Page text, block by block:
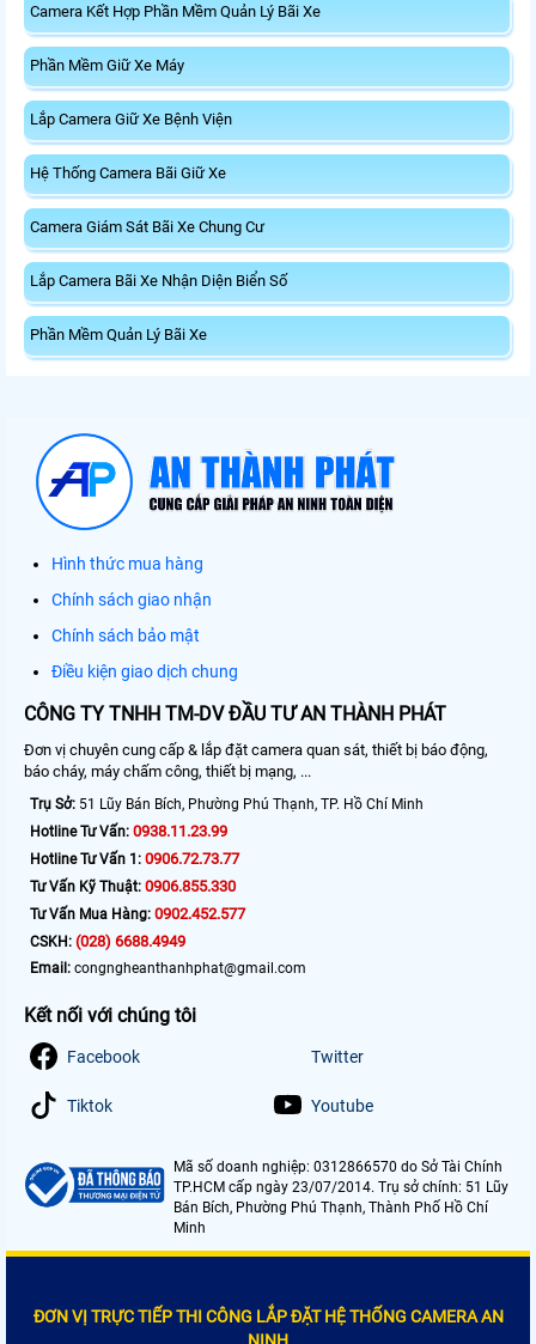
Camera Kết Hợp Phần Mềm Quản Lý Bãi Xe
Phần Mềm Giữ Xe Máy
Lắp Camera Giữ Xe Bệnh Viện
Hệ Thống Camera Bãi Giữ Xe
Camera Giám Sát Bãi Xe Chung Cư
Lắp Camera Bãi Xe Nhận Diện Biển Số
Phần Mềm Quản Lý Bãi Xe
Hình thức mua hàng
Chính sách giao nhận
Chính sách bảo mật
Điều kiện giao dịch chung
CÔNG TY TNHH TM-DV ĐẦU TƯ AN THÀNH PHÁT
Đơn vị chuyên cung cấp & lắp đặt camera quan sát, thiết bị báo động,
báo cháy, máy chấm công, thiết bị mạng, ...
Trụ Sở: 51 Lũy Bán Bích, Phường Phú Thạnh, TP. Hồ Chí Minh
Hotline Tư Vấn: 0938.11.23.99
Hotline Tư Vấn 1: 0906.72.73.77
Tư Vấn Kỹ Thuật: 0906.855.330
Tư Vấn Mua Hàng: 0902.452.577
CSKH: (028) 6688.4949
Email: congngheanthanhphat@gmail.com
Kết nối với chúng tôi
Facebook Twitter
Tiktok Youtube
Mã số doanh nghiệp: 0312866570 do Sở Tài Chính
TP.HCM cấp ngày 23/07/2014. Trụ sở chính: 51 Lũy
Bán Bích, Phường Phú Thạnh, Thành Phố Hồ Chí
Minh
ĐƠN VỊ TRỰC TIẾP THI CÔNG LẮP ĐẶT HỆ THỐNG CAMERA AN
NINH